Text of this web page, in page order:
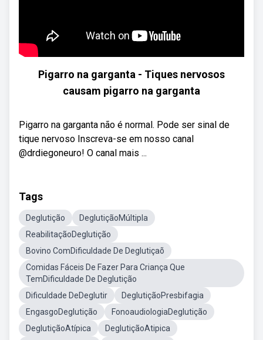
Pigarro na garganta - Tiques nervosos
causam pigarro na garganta
Pigarro na garganta não é normal. Pode ser sinal de
tique nervoso Inscreva-se em nosso canal
@drdiegoneuro! O canal mais ...
Tags
Deglutição
DeglutiçãoMúltipla
ReabilitaçãoDeglutição
Bovino ComDificuldade De Deglutiçaõ
Comidas Fáceis De Fazer Para Criança Que
TemDificuldade De Deglutição
Dificuldade DeDeglutir
DeglutiçãoPresbifagia
EngasgoDeglutição
FonoaudiologiaDeglutição
DeglutiçãoAtípica
DeglutiçãoAtipica